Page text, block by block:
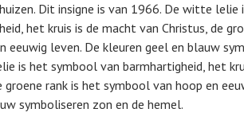
Dit insigne is van 1966. De witte lelie
het kruis is de macht van Christus, de
eeuwig leven. De kleuren geel en blauw
is het symbool van barmhartigheid, het
groene rank is het symbool van hoop en
symboliseren zon en de hemel.